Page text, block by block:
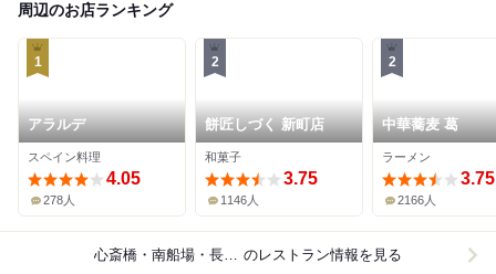
周辺のお店ランキング
1
アラルデ
スペイン料理
4.05
278人
2
餅匠しづく 新町店
和菓子
3.75
1146人
2
中華蕎麦 葛
ラーメン
3.75
2166人
心斎橋・南船場・長堀橋 のレストラン情報を見る